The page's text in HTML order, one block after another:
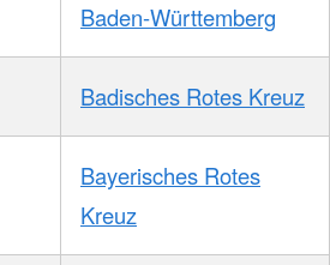
Baden-Württemberg
Badisches Rotes Kreuz
Bayerisches Rotes
Kreuz